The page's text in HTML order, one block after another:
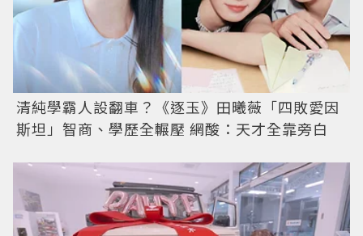
清純學霸人設翻車？《逐玉》田曦薇「四敗愛因
斯坦」智商、學歷全輾壓 網酸：天才全靠旁白